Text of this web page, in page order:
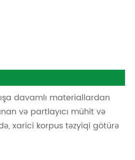
davamlı materiallardan
və partlayıcı mühit və
xarici korpus təzyiqi götürə